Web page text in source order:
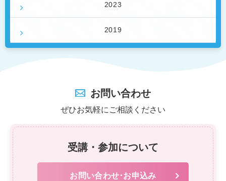
2023
2019
お問い合わせ
ぜひお気軽にご相談ください
受講・参加について
お問い合わせ･お申込み